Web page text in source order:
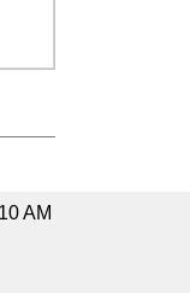
AM